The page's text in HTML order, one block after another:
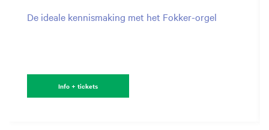
De ideale kennismaking met het Fokker-orgel
Info + tickets